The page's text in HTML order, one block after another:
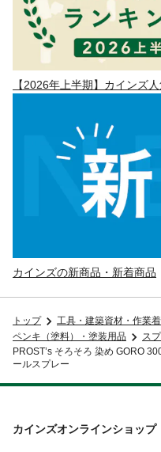
【2026年上半期】カインズ
カインズの新商品・新着商品
トップ
工具・建築資材・作業
ペンキ（塗料）・塗装用品
ス
PROST’s そろそろ 染め GORO
ールスプレー
カインズオンラインショップ